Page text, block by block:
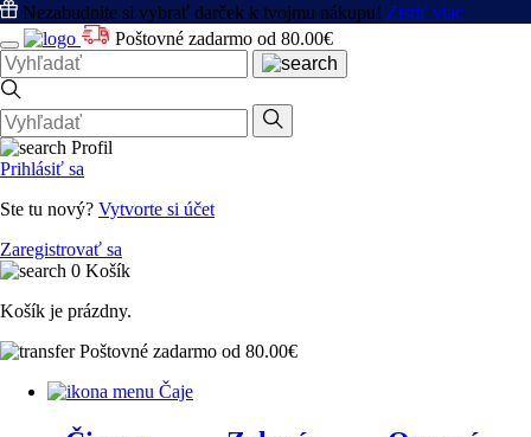
Nezabudnite si vybrať darček k tvojmu nákupu! Zistiť viac
Poštovné zadarmo od 80.00€
Profil
Prihlásiť sa
Ste tu nový? Vytvorte si účet
Zaregistrovať sa
0 Košík
Košík je prázdny.
Poštovné zadarmo od 80.00€
Čaje